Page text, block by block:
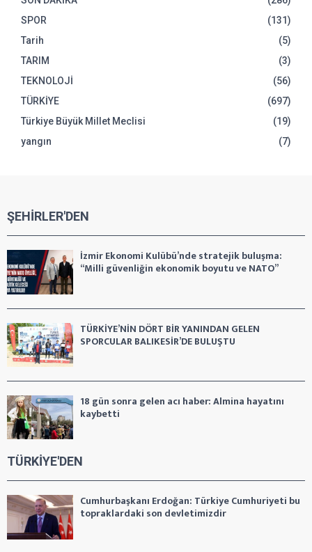
SPOR
(131)
Tarih
(5)
TARIM
(3)
TEKNOLOJİ
(56)
TÜRKİYE
(697)
Türkiye Büyük Millet Meclisi
(19)
yangın
(7)
ŞEHİRLER'DEN
İzmir Ekonomi Kulübü’nde stratejik buluşma:
“Milli güvenliğin ekonomik boyutu ve NATO”
TÜRKİYE’NİN DÖRT BİR YANINDAN GELEN
SPORCULAR BALIKESİR’DE BULUŞTU
18 gün sonra gelen acı haber: Almina hayatını
kaybetti
TÜRKİYE'DEN
Cumhurbaşkanı Erdoğan: Türkiye Cumhuriyeti bu
topraklardaki son devletimizdir